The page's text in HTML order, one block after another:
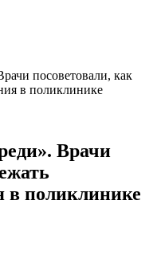
посоветовали, как
в поликлинике
Врачи
в поликлинике